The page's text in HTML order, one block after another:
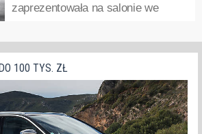
o prezentacji... »
zaprezentowała na salonie we
zmian odnajdziemy z przodu
kształt reflektorów, pojawiły
Również z tyłu... »
100 TYS. ZŁ